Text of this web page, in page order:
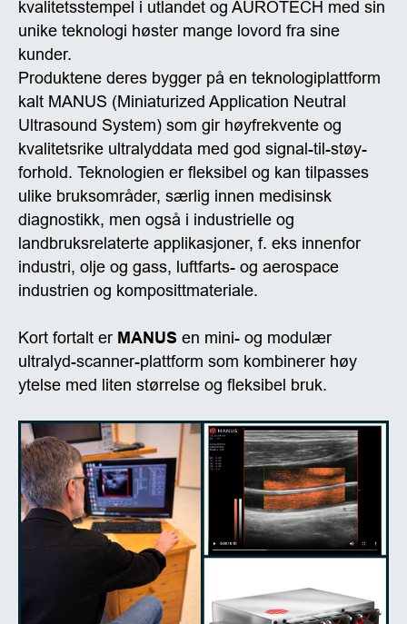
kvalitetsstempel i utlandet og AUROTECH med sin
unike teknologi høster mange lovord fra sine
kunder.
Produktene deres bygger på en teknologiplattform
kalt MANUS (Miniaturized Application Neutral
Ultrasound System) som gir høyfrekvente og
kvalitetsrike ultralyddata med god signal-til-støy-
forhold. Teknologien er fleksibel og kan tilpasses
ulike bruksområder, særlig innen medisinsk
diagnostikk, men også i industrielle og
landbruksrelaterte applikasjoner, f. eks innenfor
industri, olje og gass, luftfarts- og aerospace
industrien og komposittmateriale.
Kort fortalt er MANUS en mini- og modulær
ultralyd-scanner-plattform som kombinerer høy
ytelse med liten størrelse og fleksibel bruk.